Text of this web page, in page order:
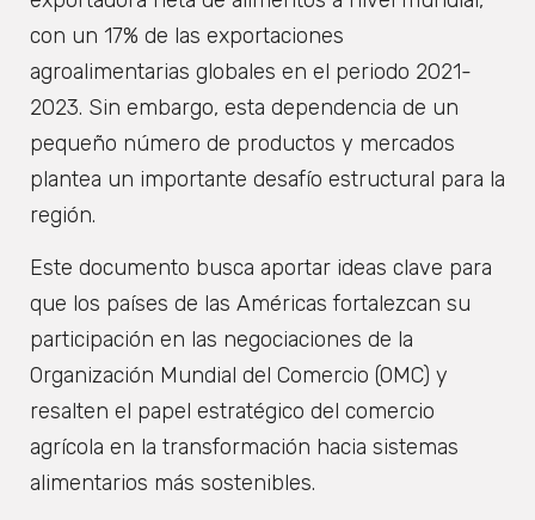
con un 17% de las exportaciones
agroalimentarias globales en el periodo 2021-
2023. Sin embargo, esta dependencia de un
pequeño número de productos y mercados
plantea un importante desafío estructural para la
región.
Este documento busca aportar ideas clave para
que los países de las Américas fortalezcan su
participación en las negociaciones de la
Organización Mundial del Comercio (OMC) y
resalten el papel estratégico del comercio
agrícola en la transformación hacia sistemas
alimentarios más sostenibles.